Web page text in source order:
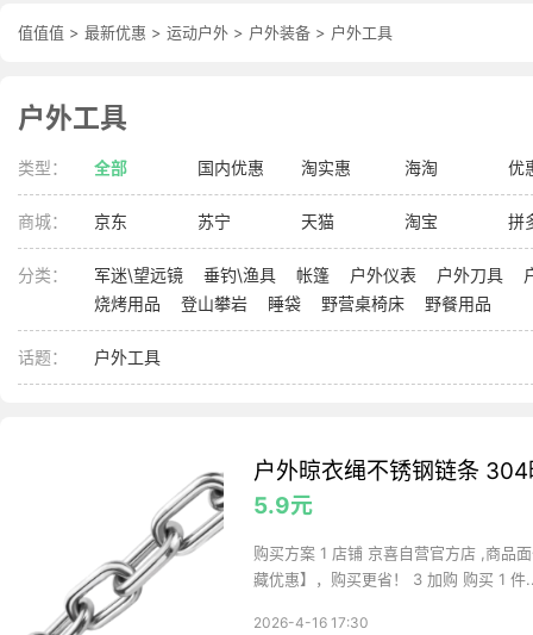
值值值 > 最新优惠 > 运动户外 > 户外装备 > 户外工具
户外工具
类型： 全部 国内优惠 淘实惠 海淘 优
商城： 京东 苏宁 天猫 淘宝 拼
分类： 军迷\望远镜 垂钓\渔具 帐篷 户外仪表 户外刀具
烧烤用品
登山攀岩 睡袋 野营桌椅床 野餐用品
话题： 户外工具
户外晾衣绳不锈钢链条
5.9元
购买方案 1 店铺 京喜自营官方店 ,商品
藏优惠】，购买更省！ 3 加购 购买 1 件
2026-4-16 17:30